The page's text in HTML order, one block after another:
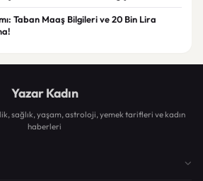
Taban Maaş Bilgileri ve 20 Bin Lira
Yazar Kadın
sağlık, yaşam, astroloji, yemek tarifleri ve kadın
haberleri